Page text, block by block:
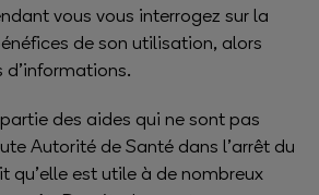
vous vous interrogez sur la
de son utilisation, alors
des aides qui ne sont pas
Autorité de Santé dans l’arrêt du
qu’elle est utile à de nombreux